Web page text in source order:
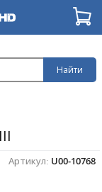
Найти
Артикул: U00-10768